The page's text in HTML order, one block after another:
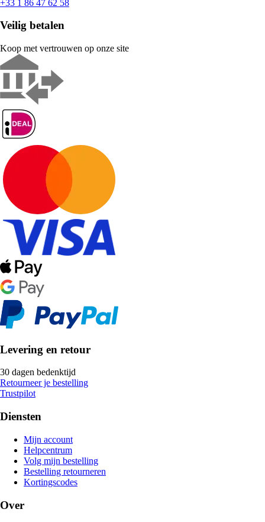
+33 1 86 47 62 58
Veilig betalen
Koop met vertrouwen op onze site
Levering en retour
30 dagen bedenktijd
Retourneer je bestelling
Trustpilot
Diensten
Mijn account
Helpcentrum
Volg mijn bestelling
Bestelling retourneren
Kortingscodes
Over